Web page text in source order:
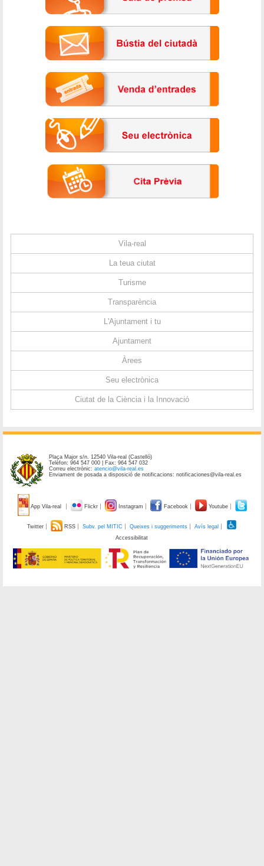
Vila-real
La teua ciutat
Turisme
Transparència
L'Ajuntament i tu
Ajuntament
Àrees
Seu electrònica
Ciutat de la Ciència i la Innovació
Plaça Major s/n. 12540 Vila-real (Castelló)
Telèfon: 964 547 000 | Fax: 964 547 032
Correu electrònic:atencio@vila-real.es
Enviament de posada a disposició de notificacions: notificaciones@vila-real.es
App Vila-real Flickr Instagram Facebook Youtube
Twitter RSS Subv. pel MITIC Queixes i suggeriments
Avís legal
Accessibilitat